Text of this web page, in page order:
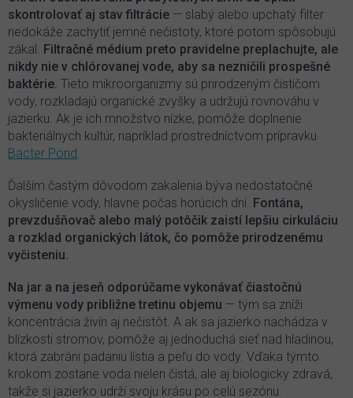
skontrolovať aj stav filtrácie — slabý alebo upchatý filter
nedokáže zachytiť jemné nečistoty, ktoré potom spôsobujú
zákal. Filtračné médium preto pravidelne preplachujte, ale
nikdy nie v chlórovanej vode, aby sa nezničili prospešné
baktérie. Tieto mikroorganizmy sú prirodzeným čističom
vody, rozkladajú organické zvyšky a udržujú rovnováhu v
jazierku. Ak je ich množstvo nízke, pomôže doplnenie
bakteriálnych kultúr, napríklad prostredníctvom prípravku
Bacter Pond.
Ďalším častým dôvodom zakalenia býva nedostatočné
okysličenie vody, hlavne počas horúcich dní. Fontána,
prevzdušňovač alebo malý potôčik zaistí lepšiu cirkuláciu
a rozklad organických látok, čo pomôže prirodzenému
vyčisteniu.
Na jar a na jeseň odporúčame vykonávať čiastočnú
výmenu vody približne tretinu objemu — tým sa zníži
koncentrácia živín aj nečistôt. A ak sa jazierko nachádza v
blízkosti stromov, pomôže aj jednoduchá sieť nad hladinou,
ktorá zabráni padaniu lístia a peľu do vody. Vďaka týmto
krokom zostane voda nielen čistá, ale aj biologicky zdravá,
takže si jazierko udrží svoju krásu po celú sezónu.